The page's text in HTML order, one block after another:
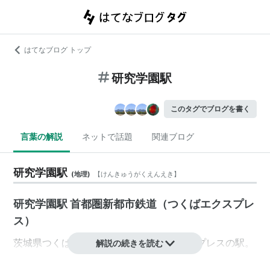
はてなブログ トップ
研究学園駅
このタグでブログを書く
言葉の解説 ネットで話題 関連ブログ
研究学園駅 (地理) 【けんきゅうがくえんえき 】
研究学園駅 首都圏新都市鉄道（つくばエクスプレ
ス）
茨城県つくば市 苅間にある、つくばエクスプレスの駅。
解説の続きを読む